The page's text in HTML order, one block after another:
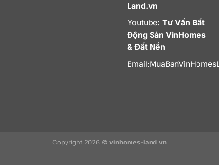
Land.vn
Youtube: Tư Vấn Bất
Động Sản VinHomes
& Đất Nền
Email:
Copyright 2026 © vinhomes-land.vn